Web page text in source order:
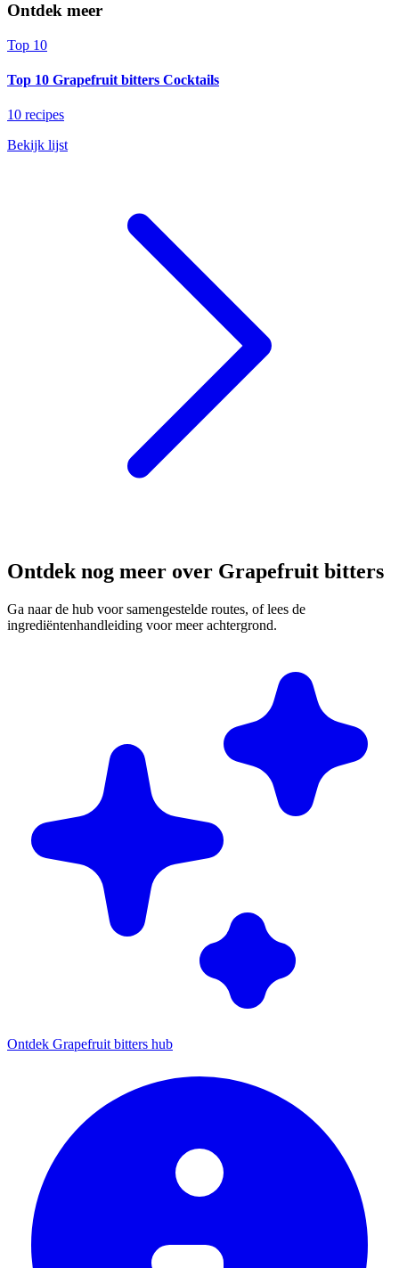
Ontdek meer
Top 10
Top 10 Grapefruit bitters Cocktails
10 recipes
Bekijk lijst
Ontdek nog meer over Grapefruit bitters
Ga naar de hub voor samengestelde routes, of lees de
ingrediëntenhandleiding voor meer achtergrond.
Ontdek Grapefruit bitters hub